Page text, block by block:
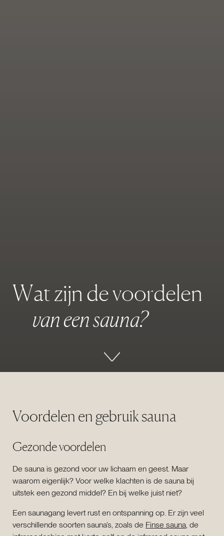
Watzijn devoordelen
vaneensauna?
Voordelen en gebruik sauna
Gezonde voordelen
De sauna is gezond voor uw lichaam en geest. Maar
waarom eigenlijk? Voor welke klachten is de sauna bij
uitstek een gezond middel? En bij welke juist niet?
Een saunagang levert rust en ontspanning op. Er zijn veel
verschillende soorten sauna’s, zoals de Finse sauna , de